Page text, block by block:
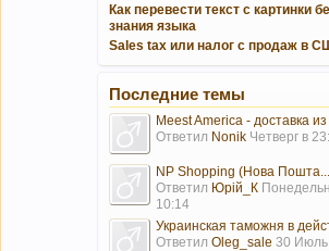
Как перевести текст с картинки
знания языка
Sales tax или налог с продаж в
Последние темы
Meest America - доставка
Ответил Nonik Четверг в
NP Shopping (Нова Пошта...
Ответил Юрій_К
10:14
Украинская таможня в
Ответил Oleg_sale 30 Июль